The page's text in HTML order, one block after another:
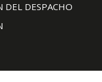
DEL DESPACHO